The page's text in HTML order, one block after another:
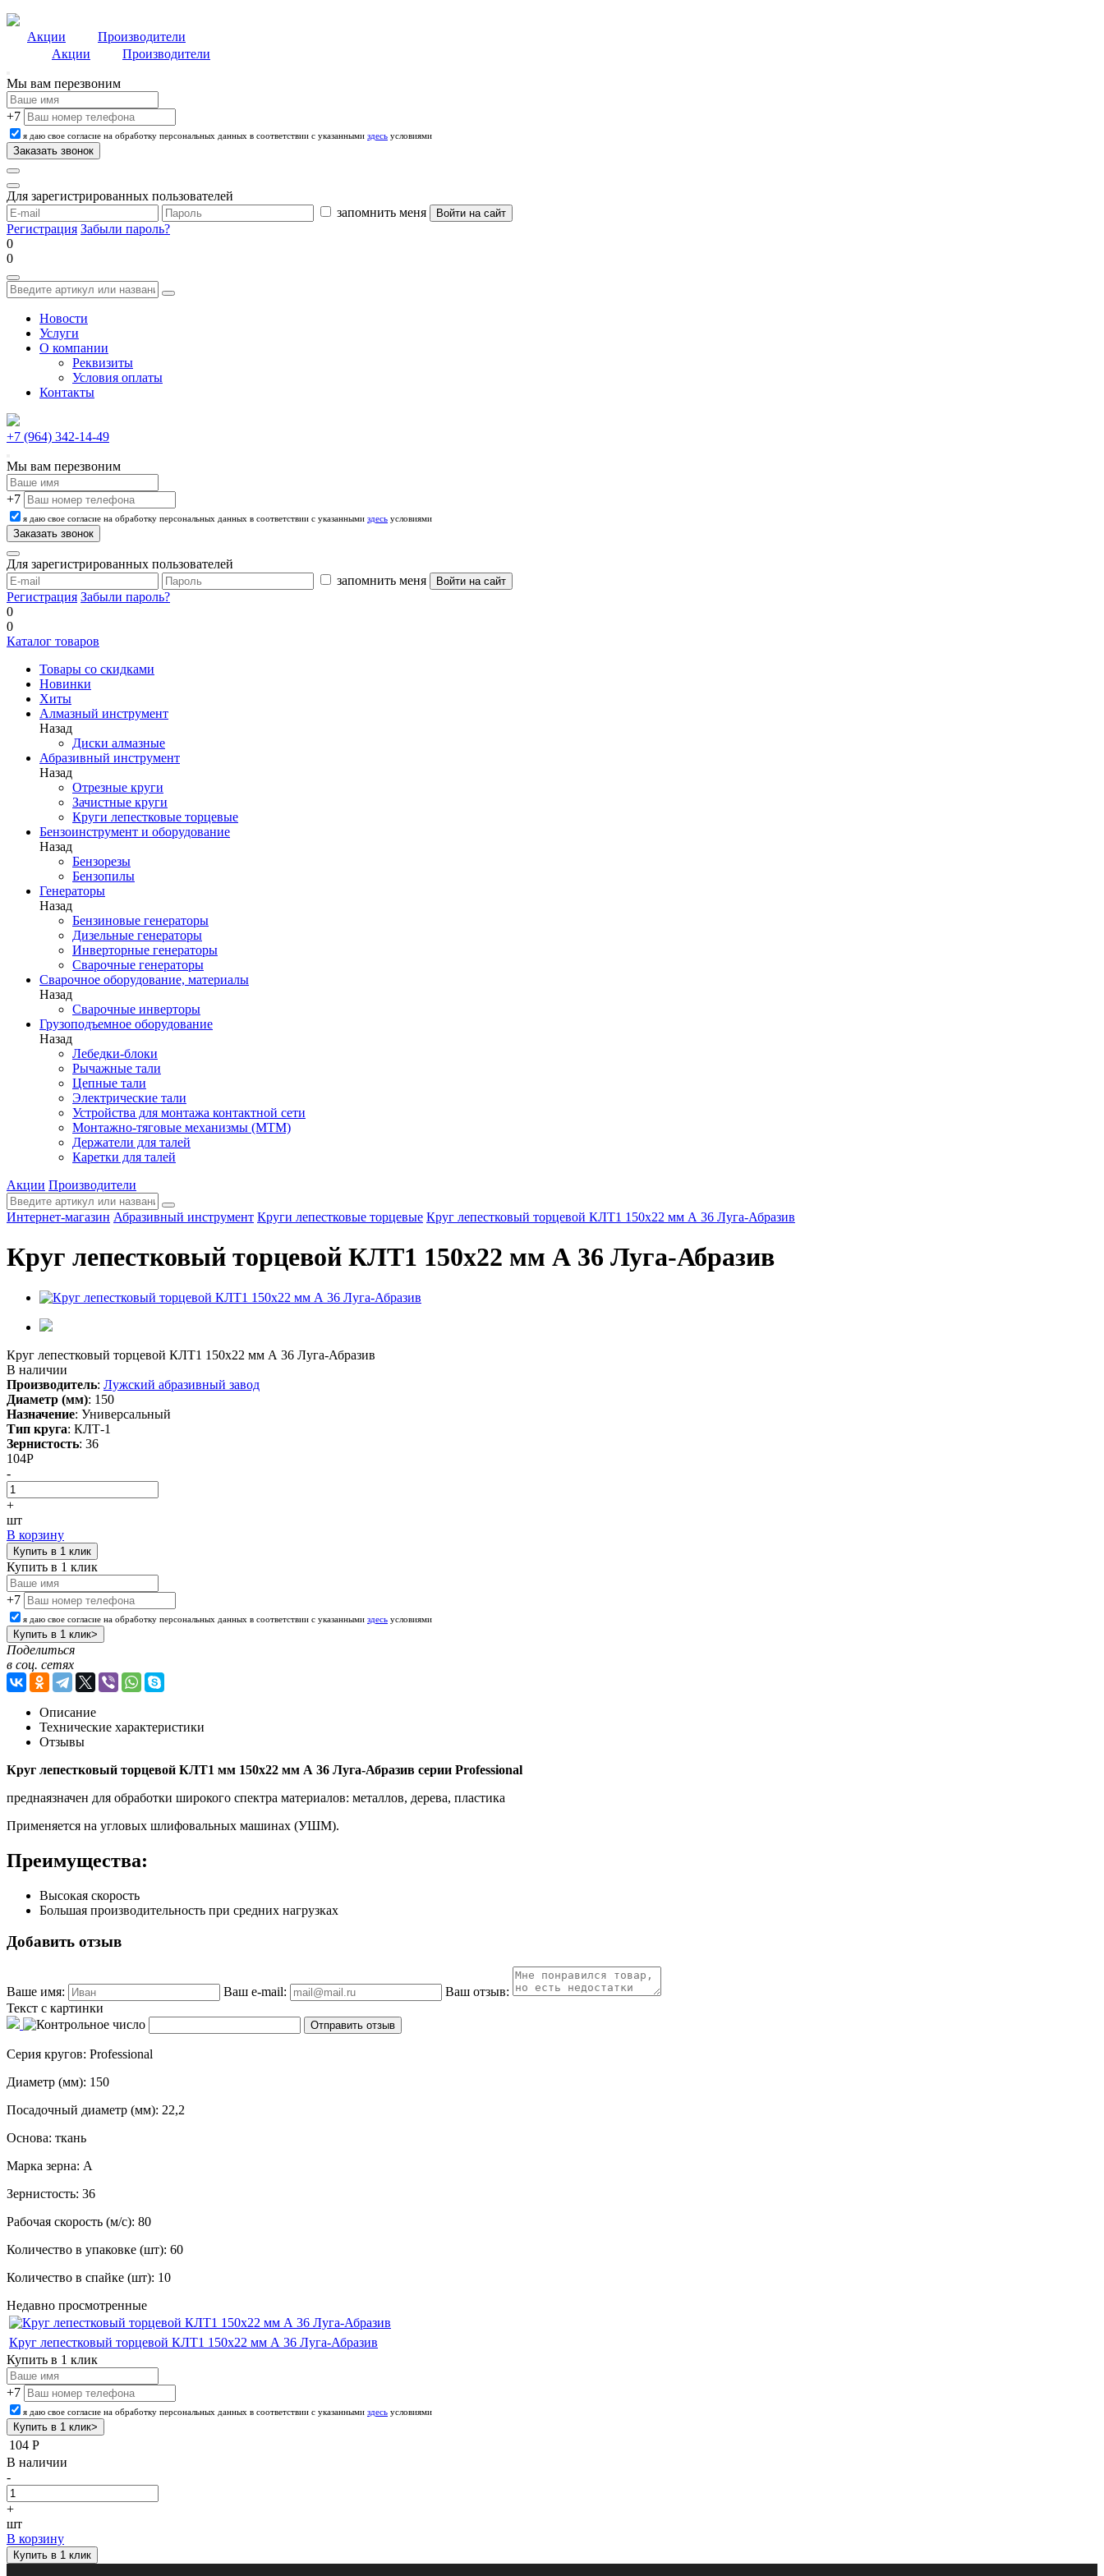
Акции
Производители
Акции
Производители
Мы вам перезвоним
+7
я даю свое согласие на обработку персональных данных в соответствии с указанными здесь условиями
Для зарегистрированных пользователей
запомнить меня
Регистрация Забыли пароль?
0
0
Новости
Услуги
О компании
Реквизиты
Условия оплаты
Контакты
+7 (964) 342-14-49
Мы вам перезвоним
+7
я даю свое согласие на обработку персональных данных в соответствии с указанными здесь условиями
Для зарегистрированных пользователей
запомнить меня
Регистрация Забыли пароль?
0
0
Каталог товаров
Товары со скидками
Новинки
Хиты
Алмазный инструмент
Назад
Диски алмазные
Абразивный инструмент
Назад
Отрезные круги
Зачистные круги
Круги лепестковые торцевые
Бензоинструмент и оборудование
Назад
Бензорезы
Бензопилы
Генераторы
Назад
Бензиновые генераторы
Дизельные генераторы
Инверторные генераторы
Сварочные генераторы
Сварочное оборудование, материалы
Назад
Сварочные инверторы
Грузоподъемное оборудование
Назад
Лебедки-блоки
Рычажные тали
Цепные тали
Электрические тали
Устройства для монтажа контактной сети
Монтажно-тяговые механизмы (МТМ)
Держатели для талей
Каретки для талей
Акции Производители
Интернет-магазин Абразивный инструмент Круги лепестковые торцевые Круг лепестковый торцевой КЛТ1 150х22 мм А 36 Луга-Абразив
Круг лепестковый торцевой КЛТ1 150х22 мм А 36 Луга-Абразив
Круг лепестковый торцевой КЛТ1 150х22 мм А 36 Луга-Абразив
В наличии
Производитель: Лужский абразивный завод
Диаметр (мм): 150
Назначение: Универсальный
Тип круга: КЛТ-1
Зернистость: 36
104Р
-
+
шт
В корзину
Купить в 1 клик
Купить в 1 клик
+7
я даю свое согласие на обработку персональных данных в соответствии с указанными здесь условиями
Поделиться
в соц. сетях
Описание
Технические характеристики
Отзывы
Круг лепестковый торцевой КЛТ1 мм 150х22 мм А 36 Луга-Абразив серии Professional
преднаязначен для обработки широкого спектра материалов: металлов, дерева, пластика
Применяется на угловых шлифовальных машинах (УШМ).
Преимущества:
Высокая скорость
Большая производительность при средних нагрузках
Добавить отзыв
Ваше имя: Ваш e-mail:
Ваш отзыв:
Текст с картинки
Серия кругов: Professional
Диаметр (мм): 150
Посадочный диаметр (мм): 22,2
Основа: ткань
Марка зерна: A
Зернистость: 36
Рабочая скорость (м/с): 80
Количество в упаковке (шт): 60
Количество в спайке (шт): 10
Недавно просмотренные
Круг лепестковый торцевой КЛТ1 150х22 мм А 36 Луга-Абразив
Купить в 1 клик
+7
я даю свое согласие на обработку персональных данных в соответствии с указанными здесь условиями
104 Р
В наличии
-
+
шт
В корзину
Купить в 1 клик